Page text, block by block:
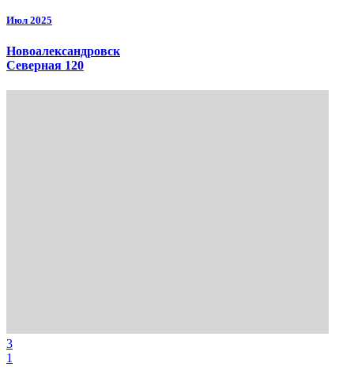
Июл 2025
Новоалександровск
Северная 120
3
1